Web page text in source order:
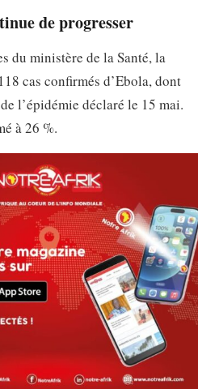
de progresser
du ministère de la Santé, la
cas confirmés d’Ebola, dont
l’épidémie déclaré le 15 mai.
à 26 %.